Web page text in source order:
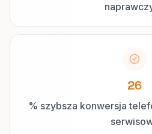
26
% szybsza konwersja